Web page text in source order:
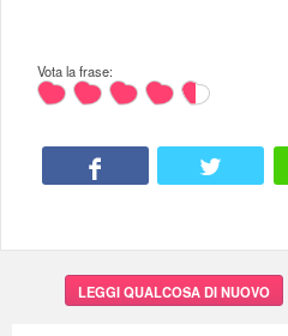
Vota la frase:
LEGGI QUALCOSA DI NUOVO